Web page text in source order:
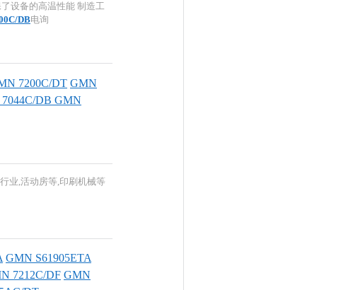
设备的高温性能 制造工
DB电询
7200C/DT GMN
DB GMN
业,活动房等,印刷机械等
GMN S61905ETA
7212C/DF GMN